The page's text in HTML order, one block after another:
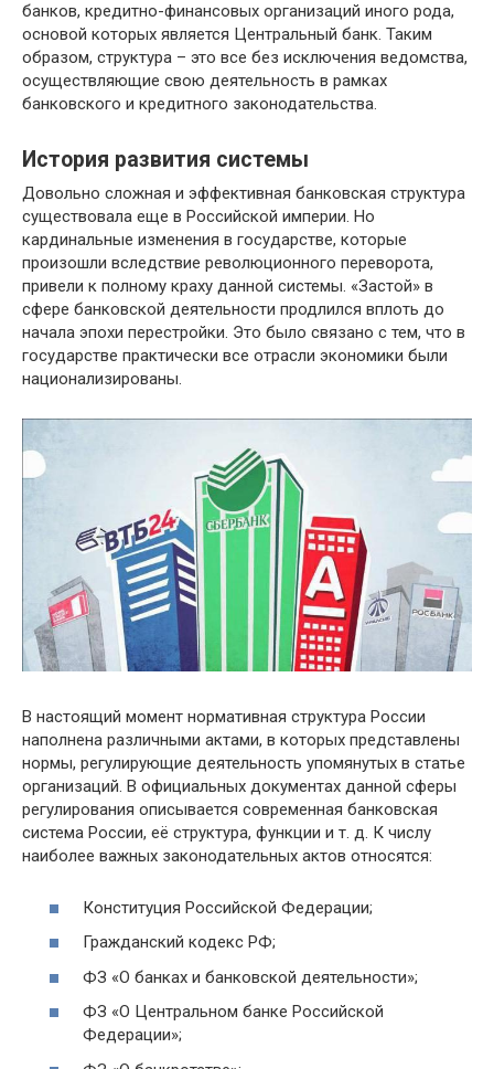
банков, кредитно-финансовых организаций иного рода,
основой которых является Центральный банк. Таким
образом, структура – это все без исключения ведомства,
осуществляющие свою деятельность в рамках
банковского и кредитного законодательства.
История развития системы
Довольно сложная и эффективная банковская структура
существовала еще в Российской империи. Но
кардинальные изменения в государстве, которые
произошли вследствие революционного переворота,
привели к полному краху данной системы. «Застой» в
сфере банковской деятельности продлился вплоть до
начала эпохи перестройки. Это было связано с тем, что в
государстве практически все отрасли экономики были
национализированы.
В настоящий момент нормативная структура России
наполнена различными актами, в которых представлены
нормы, регулирующие деятельность упомянутых в статье
организаций. В официальных документах данной сферы
регулирования описывается современная банковская
система России, её структура, функции и т. д. К числу
наиболее важных законодательных актов относятся:
Конституция Российской Федерации;
Гражданский кодекс РФ;
ФЗ «О банках и банковской деятельности»;
ФЗ «О Центральном банке Российской
Федерации»;